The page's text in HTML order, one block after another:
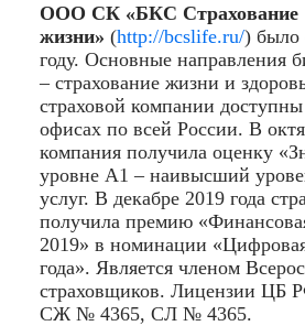
ООО СК «БКС Страхование
жизни» (http://bcslife.ru/) было
году. Основные направления
– страхование жизни и
страховой компании
офисах по всей России. В
компания получила оценку
уровне А1 – наивысший
услуг. В декабре 2019 года
получила премию
2019» в номинации
года». Является членом
страховщиков. Лицензии ЦБ
СЖ № 4365, СЛ № 4365.